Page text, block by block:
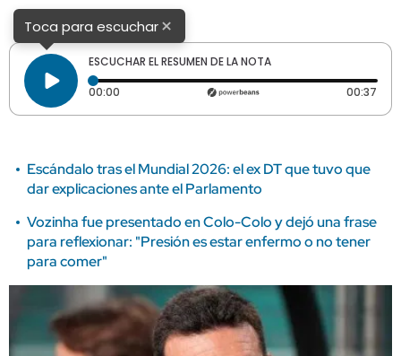
Toca para escuchar×
ESCUCHAR EL RESUMEN DE LA NOTA
00:00 Tiempo transcurrido: 0 segundos 00:37
Escándalo tras el Mundial 2026: el ex DT que tuvo que
dar explicaciones ante el Parlamento
Vozinha fue presentado en Colo-Colo y dejó una frase
para reflexionar: "Presión es estar enfermo o no tener
para comer"